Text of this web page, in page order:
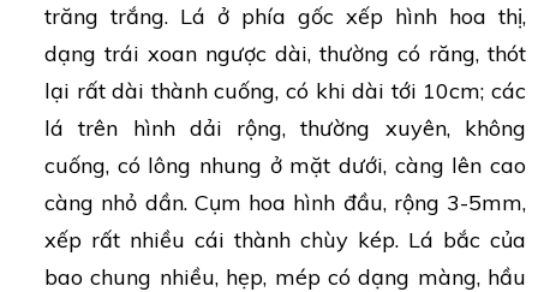
trăng trắng. Lá ở phía gốc xếp hình hoa thị,
dạng trái xoan ngược dài, thường có răng, thót
lại rất dài thành cuống, có khi dài tới 10cm; các
lá trên hình dải rộng, thường xuyên, không
cuống, có lông nhung ở mặt dưới, càng lên cao
càng nhỏ dần. Cụm hoa hình đầu, rộng 3-5mm,
xếp rất nhiều cái thành chùy kép. Lá bắc của
bao chung nhiều, hẹp, mép có dạng màng, hầu